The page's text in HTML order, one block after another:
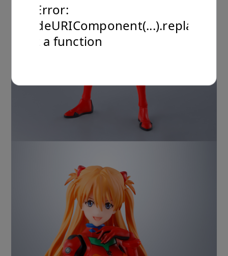
TypeError:
encodeURIComponent(...).replaceAll
is not a function